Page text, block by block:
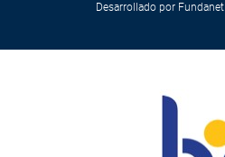
Desarrollado por Fundanet